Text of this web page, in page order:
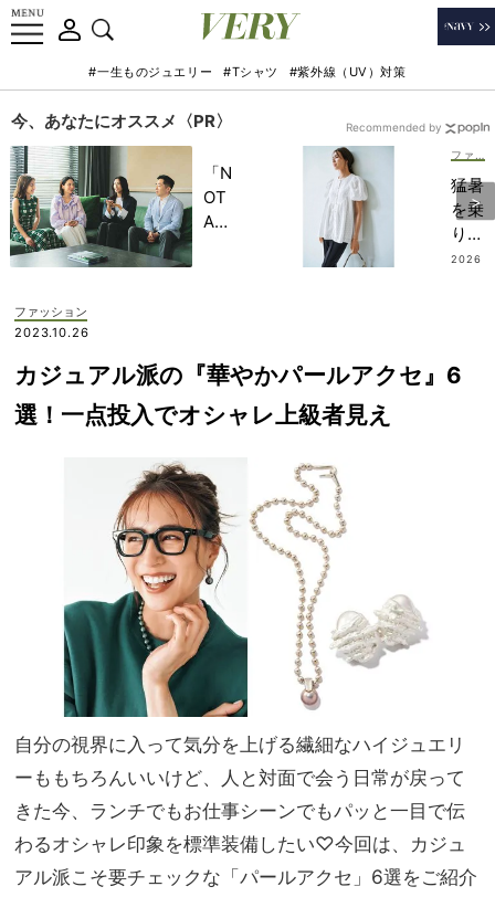
#一生ものジュエリー #Tシャツ #紫外線（UV）対策
今、あなたにオススメ〈PR〉
「N
OT
A
記憶
に一
生残
上の
家族
旅】
を
猛暑
を乗
り切
る
はレ
2026
Recommended by
ファッション
2023.10.26
カジュアル派の『華やかパールアクセ』6
選！一点投入でオシャレ上級者見え
自分の視界に入って気分を上げる繊細なハイジュエリ
ーももちろんいいけど、人と対面で会う日常が戻って
きた今、ランチでもお仕事シーンでもパッと一目で伝
わるオシャレ印象を標準装備したい♡今回は、カジュ
アル派こそ要チェックな「パールアクセ」6選をご紹介